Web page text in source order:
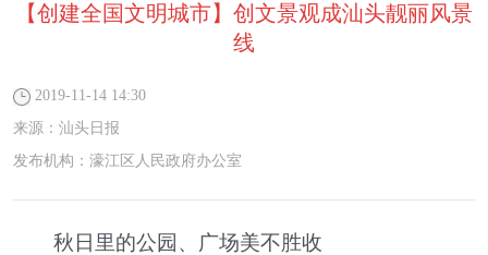
【创建全国文明城市】创文景观成汕头靓丽风景
线
2019-11-14 14:30
来源： 汕头日报
发布机构： 濠江区人民政府办公室
秋日里的公园、广场美不胜收